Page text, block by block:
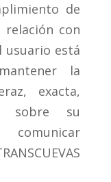
de
con
usuario está
la
exacta,
sobre su
comunicar